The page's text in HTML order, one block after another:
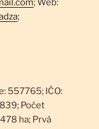
; Web:
;
557765; IČO:
Počet
ha; Prvá